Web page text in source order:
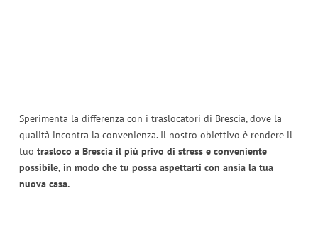
Sperimenta la differenza con i traslocatori di Brescia, dove la
qualità incontra la convenienza. Il nostro obiettivo è rendere il
tuo trasloco a Brescia il più privo di stress e conveniente
possibile, in modo che tu possa aspettarti con ansia la tua
nuova casa.